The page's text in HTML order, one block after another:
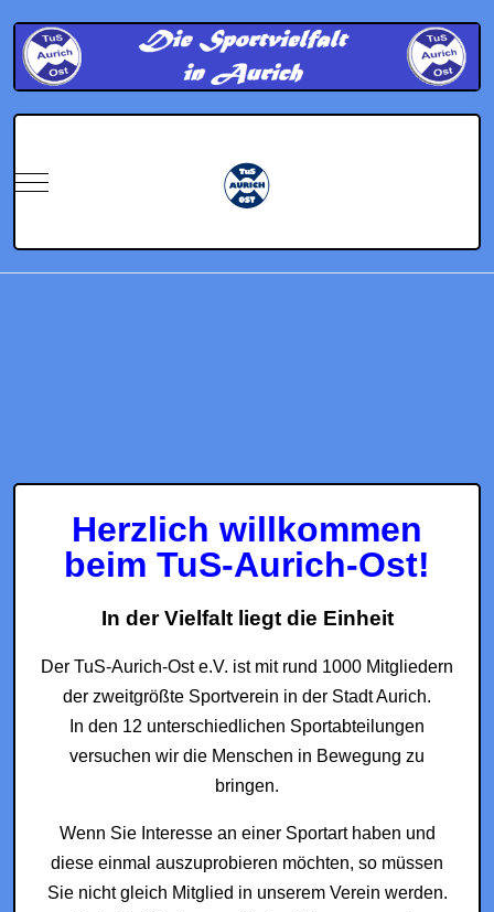
Mobile Menu Toggle
Herzlich willkommen
beim TuS-Aurich-Ost!
In der Vielfalt liegt die Einheit
Der TuS-Aurich-Ost e.V. ist mit rund 1000 Mitgliedern
der zweitgrößte Sportverein in der Stadt Aurich.
In den 12 unterschiedlichen Sportabteilungen
versuchen wir die Menschen in Bewegung zu
bringen.
Wenn Sie Interesse an einer Sportart haben und
diese einmal auszuprobieren möchten, so müssen
Sie nicht gleich Mitglied in unserem Verein werden.